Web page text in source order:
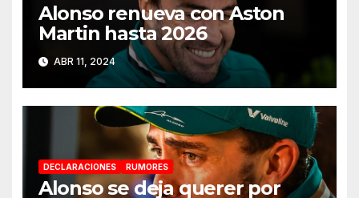
Alonso renueva con Aston
Martin hasta 2026
ABR 11, 2024
DECLARACIONES RUMORES
Alonso se deja querer por